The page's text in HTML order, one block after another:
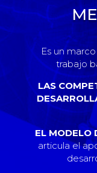
Es un
trabajo
LAS
EL MODELO
articula el